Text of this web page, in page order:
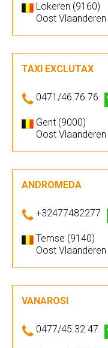
Lokeren (9160)
Oost Vlaanderen
TAXI EXCLUTAX
0471/46.76.76
Gent (9000)
Oost Vlaanderen
ANDROMEDA
+32477482277
Temse (9140)
Oost Vlaanderen
VANAROSI
0477/45.32.47